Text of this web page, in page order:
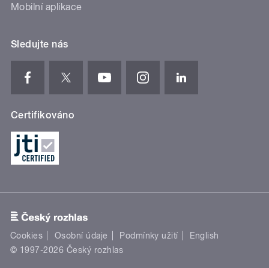
Mobilní aplikace
Sledujte nás
Certifikováno
Cookies Osobní údaje Podmínky užití
English
© 1997-2026 Český rozhlas